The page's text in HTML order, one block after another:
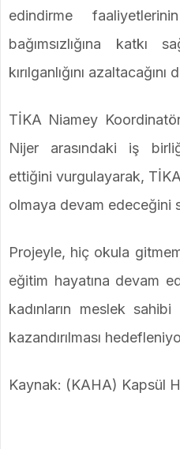
edindirme
bağımsızlığına katkı
kırılganlığını azaltacağını
TİKA Niamey
Nijer arasındaki iş
ettiğini vurgulayarak,
olmaya devam edeceğini
Projeyle, hiç okula
eğitim hayatına devam
kadınların meslek
kazandırılması
Kaynak: (KAHA) Kapsül